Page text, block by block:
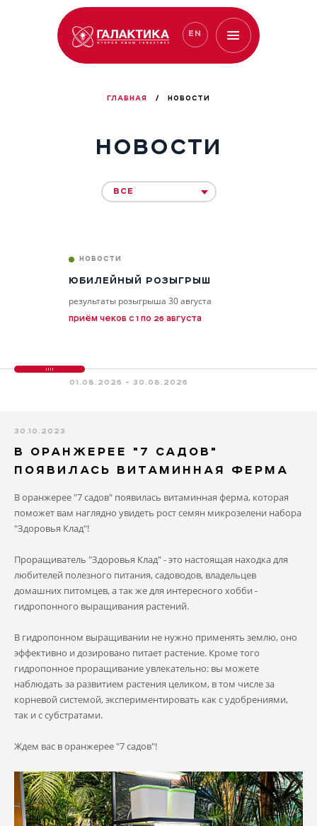
EN
ГЛАВНАЯ / НОВОСТИ
НОВОСТИ
ВСЕ
НОВОСТИ
ЮБИЛЕЙНЫЙ РОЗЫГРЫШ
результаты розыгрыша 30 августа
приём чеков с 1 по 26 августа
01.08.2026 - 30.08.2026
30.10.2023
В ОРАНЖЕРЕЕ "7 САДОВ"
ПОЯВИЛАСЬ ВИТАМИННАЯ ФЕРМА
В оранжерее "7 садов" появилась витаминная ферма, которая
поможет вам наглядно увидеть рост семян микрозелени набора
"Здоровья Клад"!
Проращиватель "Здоровья Клад" - это настоящая находка для
любителей полезного питания, садоводов, владельцев
домашних питомцев, а так же для интересного хобби -
гидропонного выращивания растений.
В гидропонном выращивании не нужно применять землю, оно
эффективно и дозировано питает растение. Кроме того
гидропонное проращивание увлекательно: вы можете
наблюдать за развитием растения целиком, в том числе за
корневой системой, экспериментировать как с удобрениями,
так и с субстратами.
Ждем вас в оранжерее "7 садов"!